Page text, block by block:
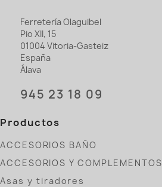
Ferretería Olaguibel
Pio XII, 15
01004 Vitoria-Gasteiz
España
Álava
945 23 18 09
Productos
ACCESORIOS BAÑO
ACCESORIOS Y COMPLEMENTOS
Asas y tiradores